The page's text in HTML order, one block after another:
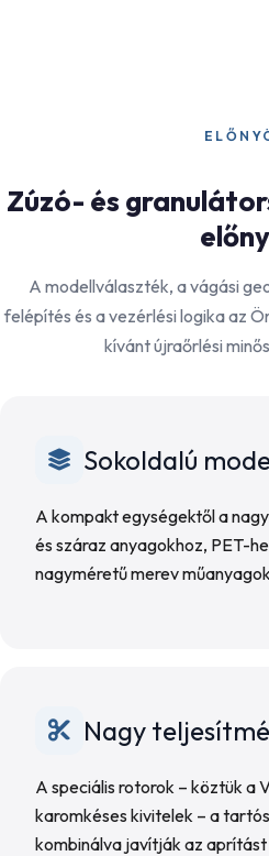
Zúzó- és
A modellválaszték, a vágási
felépítés és a vezérlési logika az
kívánt újraőrlési
Sokoldalú
A kompakt egységektől a
és száraz anyagokhoz, PET-
nagyméretű merev
Nagy
A speciális rotorok – köztük a
karomkéses kivitelek – a
kombinálva javítják az